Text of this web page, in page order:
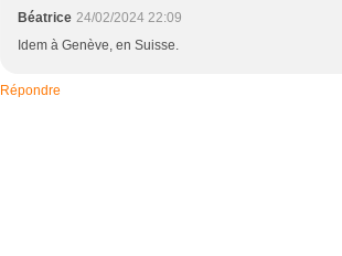
Béatrice 24/02/2024 22:09
Idem à Genève, en Suisse.
Répondre